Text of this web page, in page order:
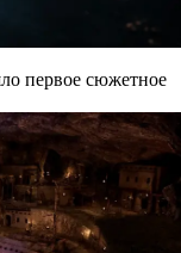
первое сюжетное